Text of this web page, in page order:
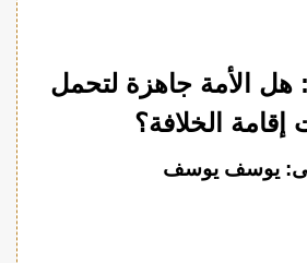
الأمة جاهزة لتحمل
إقامة الخلافة؟
يوسف يوسف